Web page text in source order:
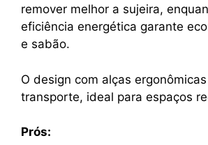
remover melhor a sujeira,
eficiência energética garante
e sabão.
O design com alças
transporte, ideal para espaços
Prós: